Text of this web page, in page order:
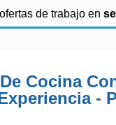
de trabajo en
Cocina
-